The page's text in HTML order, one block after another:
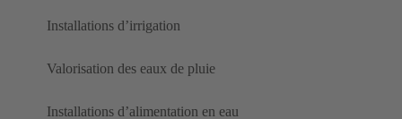
Installations d’irrigation
Valorisation des eaux de pluie
Installations d’alimentation en eau